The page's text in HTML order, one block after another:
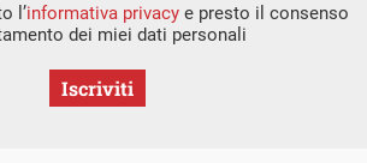
l’informativa privacy e presto il consenso
dei miei dati personali
Iscriviti